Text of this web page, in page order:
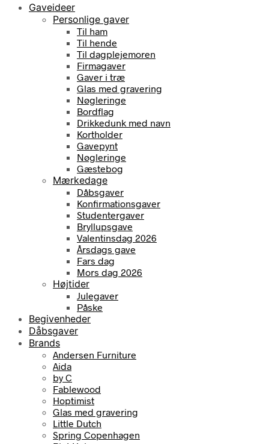
Gaveideer
Personlige gaver
Til ham
Til hende
Til dagplejemoren
Firmagaver
Gaver i træ
Glas med gravering
Nøgleringe
Bordflag
Drikkedunk med navn
Kortholder
Gavepynt
Nøgleringe
Gæstebog
Mærkedage
Dåbsgaver
Konfirmationsgaver
Studentergaver
Bryllupsgave
Valentinsdag 2026
Årsdags gave
Fars dag
Mors dag 2026
Højtider
Julegaver
Påske
Begivenheder
Dåbsgaver
Brands
Andersen Furniture
Aida
by C
Fablewood
Hoptimist
Glas med gravering
Little Dutch
Spring Copenhagen